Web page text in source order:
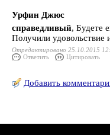
Урфин Джюс
справедливый, Будете
Получили удовольствие
Отредактировано 25.10.2015
Ответить
Цитировать
Добавить